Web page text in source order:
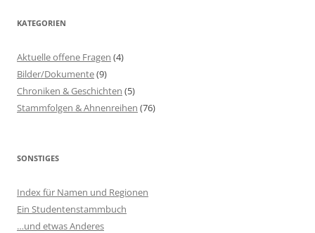
KATEGORIEN
Aktuelle offene Fragen (4)
Bilder/Dokumente(9)
Chroniken & Geschichten (5)
Stammfolgen & Ahnenreihen (76)
SONSTIGES
Index für Namen und Regionen
Ein Studentenstammbuch
…und etwas Anderes